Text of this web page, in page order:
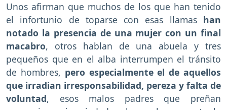
Unos afirman que muchos de los que han tenido
el infortunio de toparse con esas llamashan
notado la presencia de una mujer con un final
macabro, otros hablan de una abuela y tres
pequeños que en el alba interrumpen el tránsito
de hombres, pero especialmente el de aquellos
que irradian irresponsabilidad, pereza y falta de
voluntad, esos malos padres que preñan